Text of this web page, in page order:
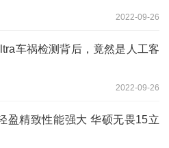
2022-09-26
车祸检测背后，竟然是人工客
2022-09-26
盈精致性能强大 华硕无畏15立